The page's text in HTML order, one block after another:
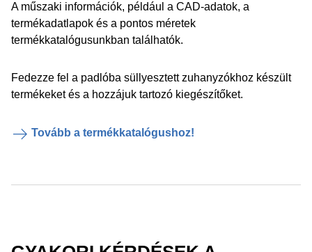
A műszaki információk, például a CAD-adatok, a
termékadatlapok és a pontos méretek
termékkatalógusunkban találhatók.
Fedezze fel a padlóba süllyesztett zuhanyzókhoz készült
termékeket és a hozzájuk tartozó kiegészítőket.
Tovább a termékkatalógushoz!